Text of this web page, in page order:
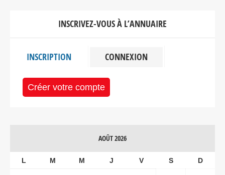
INSCRIVEZ-VOUS À L’ANNUAIRE
INSCRIPTION CONNEXION
Créer votre compte
AOÛT 2026
L M M J V S D